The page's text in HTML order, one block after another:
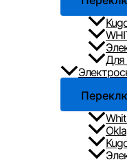
Для
Okla